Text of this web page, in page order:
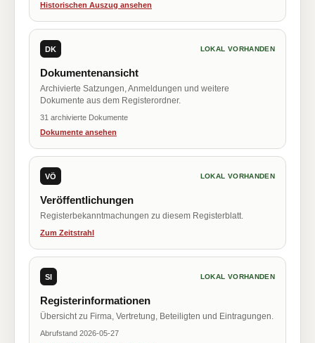
Historischen Auszug ansehen
DK LOKAL VORHANDEN
Dokumentenansicht
Archivierte Satzungen, Anmeldungen und weitere
Dokumente aus dem Registerordner.
31 archivierte Dokumente
Dokumente ansehen
VÖ LOKAL VORHANDEN
Veröffentlichungen
Registerbekanntmachungen zu diesem Registerblatt.
Zum Zeitstrahl
SI LOKAL VORHANDEN
Registerinformationen
Übersicht zu Firma, Vertretung, Beteiligten und Eintragungen.
Abrufstand 2026-05-27